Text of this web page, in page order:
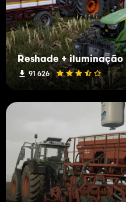
91 626